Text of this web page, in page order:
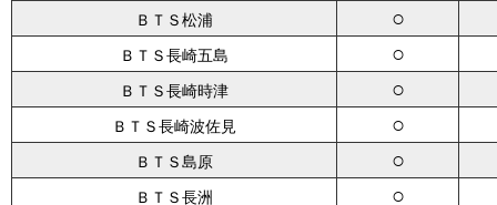
ＢＴＳ松浦 ○
ＢＴＳ長崎五島 ○
ＢＴＳ長崎時津 ○
ＢＴＳ長崎波佐見 ○
ＢＴＳ島原 ○
ＢＴＳ長洲 ○